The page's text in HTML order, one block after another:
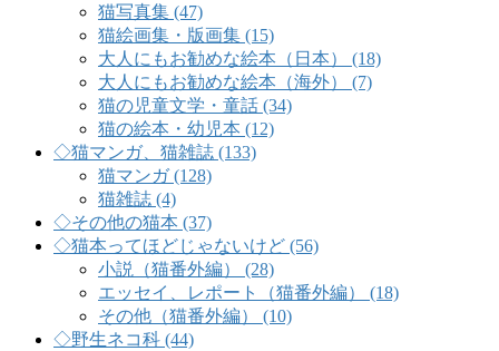
猫写真集 (47)
猫絵画集・版画集 (15)
大人にもお勧めな絵本（日本） (18)
大人にもお勧めな絵本（海外） (7)
猫の児童文学・童話 (34)
猫の絵本・幼児本 (12)
◇猫マンガ、猫雑誌 (133)
猫マンガ (128)
猫雑誌 (4)
◇その他の猫本 (37)
◇猫本ってほどじゃないけど (56)
小説（猫番外編） (28)
エッセイ、レポート（猫番外編） (18)
その他（猫番外編） (10)
◇野生ネコ科 (44)